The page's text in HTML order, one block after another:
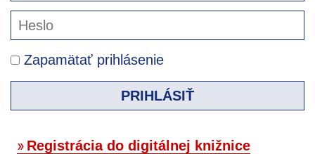
Zapamätať prihlásenie
PRIHLÁSIŤ
Registrácia do digitálnej knižnice